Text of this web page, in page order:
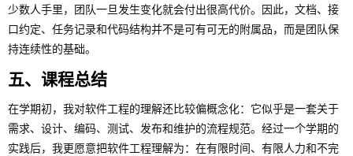
少数人手里，团队一旦发生变化就会付出很高代价。因此，文档、接
口约定、任务记录和代码结构并不是可有可无的附属品，而是团队保
持连续性的基础。
五、课程总结
在学期初，我对软件工程的理解还比较偏概念化：它似乎是一套关于
需求、设计、编码、测试、发布和维护的流程规范。经过一个学期的
实践后，我更愿意把软件工程理解为：在有限时间、有限人力和不完